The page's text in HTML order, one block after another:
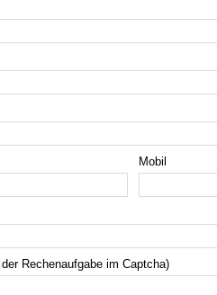
Mobil
Rechenaufgabe im Captcha)